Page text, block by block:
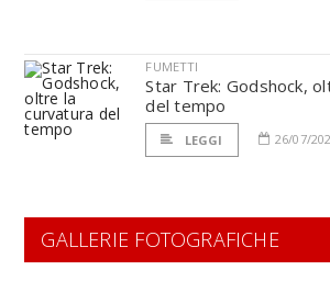
FUMETTI
Star Trek: Godshock,
del tempo
LEGGI 26/07/
GALLERIE FOTOGRAFICHE